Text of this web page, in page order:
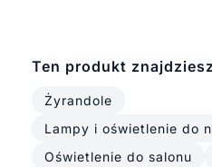
Ten produkt
Żyrandole
Lampy i oświetlenie do
Oświetlenie do salonu